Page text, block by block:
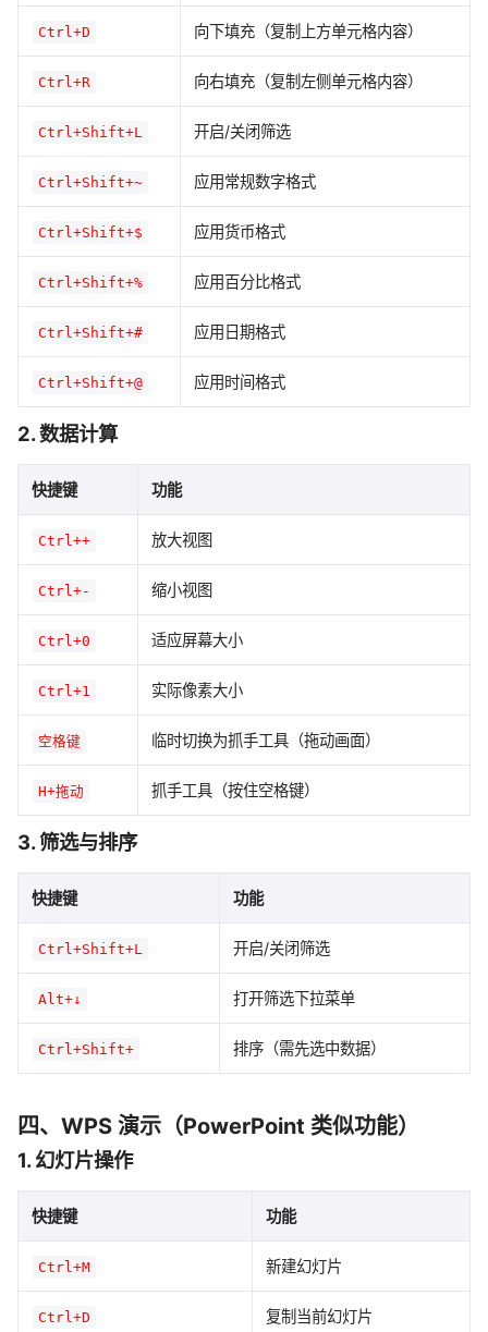
Ctrl+D 向下填充（复制上方单元格内容）
Ctrl+R 向右填充（复制左侧单元格内容）
Ctrl+Shift+L 开启/关闭筛选
Ctrl+Shift+~ 应用常规数字格式
Ctrl+Shift+$ 应用货币格式
Ctrl+Shift+% 应用百分比格式
Ctrl+Shift+# 应用日期格式
Ctrl+Shift+@ 应用时间格式
2. 数据计算
快捷键 功能
Ctrl++ 放大视图
Ctrl+- 缩小视图
Ctrl+0 适应屏幕大小
Ctrl+1 实际像素大小
空格键 临时切换为抓手工具（拖动画面）
H+拖动 抓手工具（按住空格键）
3. 筛选与排序
快捷键 功能
Ctrl+Shift+L 开启/关闭筛选
Alt+↓ 打开筛选下拉菜单
Ctrl+Shift+ 排序（需先选中数据）
四、WPS 演示（PowerPoint 类似功能）
1. 幻灯片操作
快捷键 功能
Ctrl+M 新建幻灯片
Ctrl+D 复制当前幻灯片